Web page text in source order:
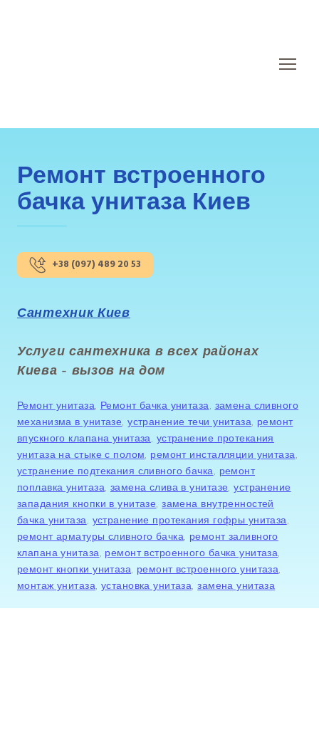
Ремонт встроенного
бачка унитаза Киев
+38 (097) 489 20 53
Сантехник Киев
Услуги сантехника в всех районах
Киева - вызов на дом
Ремонт унитаза, Ремонт бачка унитаза, замена сливного
механизма в унитазе,устранение течи унитаза, ремонт
впускного клапана унитаза, устранение протекания
унитаза на стыке с полом, ремонт инсталляции унитаза,
устранение подтекания сливного бачка, ремонт
поплавка унитаза, замена слива в унитазе,устранение
западания кнопки в унитазе,замена внутренностей
бачка унитаза, устранение протекания гофры унитаза,
ремонт арматуры сливного бачка, ремонт заливного
клапана унитаза, ремонт встроенного бачка унитаза,
ремонт кнопки унитаза, ремонт встроенного унитаза,
монтаж унитаза, установка унитаза,замена унитаза